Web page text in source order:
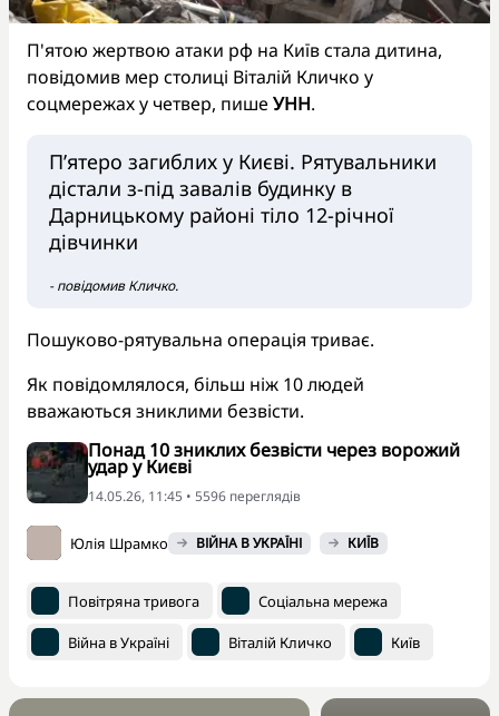
П'ятою жертвою атаки рф на Київ стала дитина,
повідомив мер столиці Віталій Кличко у
соцмережах у четвер, пише УНН.
Пʼятеро загиблих у Києві. Рятувальники
дістали з-під завалів будинку в
Дарницькому районі тіло 12-річної
дівчинки
- повідомив Кличко.
Пошуково-рятувальна операція триває.
Як повідомлялося, більш ніж 10 людей
вважаються зниклими безвісти.
Понад 10 зниклих безвісти через ворожий
удар у Києві
14.05.26, 11:45 • 5596 переглядiв
Юлія Шрамко ВІЙНА В УКРАЇНІ КИЇВ
Повітряна тривога Соціальна мережа
Війна в Україні Віталій Кличко Київ